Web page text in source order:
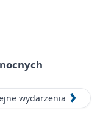
wydarzenia